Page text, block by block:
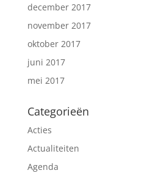
december 2017
november 2017
oktober 2017
juni 2017
mei 2017
Categorieën
Acties
Actualiteiten
Agenda